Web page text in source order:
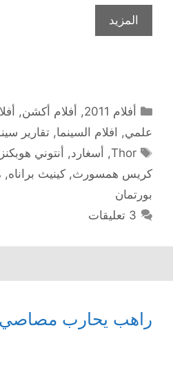
المزيد
التصنيفات
أفلام 2011 , أفلام أكشن,
علمي, افلام السينما, تقارير
الوسوم
Thor
, أسغارد, أنتوني هوبكنز
كريس همسورث, كينيث براناه,
بورتمان
3 تعليقات
راهب يحارب مصاصي